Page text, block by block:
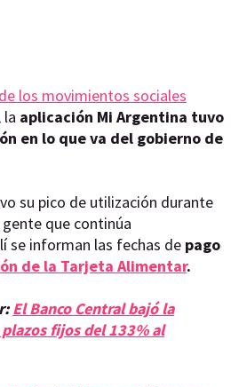
los movimientos sociales
la aplicación Mi Argentina tuvo
en lo que va del gobierno de
su pico de utilización durante
que continúa
se informan las fechas de pago
de la Tarjeta Alimentar.
El Banco Central bajó la
fijos del 133% al